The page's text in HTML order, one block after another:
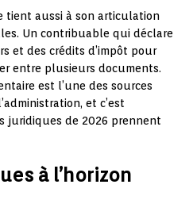
tient aussi à son articulation
Un contribuable qui déclare
et des crédits d’impôt pour
entre plusieurs documents.
est l’une des sources
et c’est
juridiques de 2026 prennent
à l’horizon